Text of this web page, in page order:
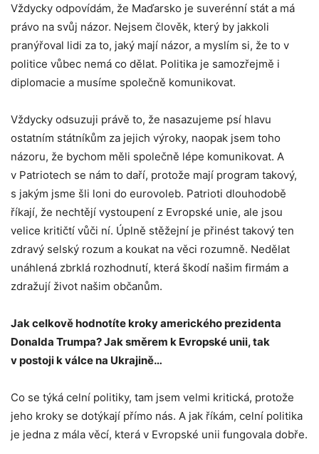
Vždycky odpovídám, že Maďarsko je suverénní stát a má
právo na svůj názor. Nejsem člověk, který by jakkoli
pranýřoval lidi za to, jaký mají názor, a myslím si, že to v
politice vůbec nemá co dělat. Politika je samozřejmě i
diplomacie a musíme společně komunikovat.
Vždycky odsuzuji právě to, že nasazujeme psí hlavu
ostatním státníkům za jejich výroky, naopak jsem toho
názoru, že bychom měli společně lépe komunikovat. A
v Patriotech se nám to daří, protože mají program takový,
s jakým jsme šli loni do eurovoleb. Patrioti dlouhodobě
říkají, že nechtějí vystoupení z Evropské unie, ale jsou
velice kritičtí vůči ní. Úplně stěžejní je přinést takový ten
zdravý selský rozum a koukat na věci rozumně. Nedělat
unáhlená zbrklá rozhodnutí, která škodí našim firmám a
zdražují život našim občanům.
Jak celkově hodnotíte kroky amerického prezidenta
Donalda Trumpa? Jak směrem k Evropské unii, tak
v postoji k válce na Ukrajině…
Co se týká celní politiky, tam jsem velmi kritická, protože
jeho kroky se dotýkají přímo nás. A jak říkám, celní politika
je jedna z mála věcí, která v Evropské unii fungovala dobře.